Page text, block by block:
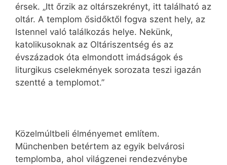
érsek. „Itt őrzik az oltárszekrényt, itt található az
oltár. A templom ősidőktől fogva szent hely, az
Istennel való találkozás helye. Nekünk,
katolikusoknak az Oltáriszentség és az
évszázadok óta elmondott imádságok és
liturgikus cselekmények sorozata teszi igazán
szentté a templomot.”
Közelmúltbeli élményemet említem.
Münchenben betértem az egyik belvárosi
templomba, ahol világzenei rendezvénybe